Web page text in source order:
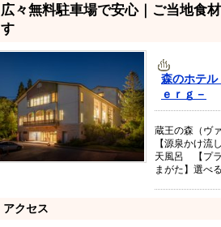
広々無料駐車場で安心｜ご当地食
す
森のホテ
ｅｒｇ－
蔵王の森（ヴ
【源泉かけ
天風呂 【プ
まがた】選べ
アクセス